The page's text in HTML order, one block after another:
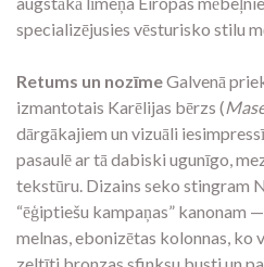
specializējusies vēsturisko stilu
Retums un nozīmeGalvenā
izmantotais Karēlijas bērzs (
dārgākajiem un vizuāli
pasaulē ar tā dabiski ugunīgo,
tekstūru. Dizains seko stingram
“ēģiptiešu kampaņas” kanonam
melnas, ebonizētas kolonnas,